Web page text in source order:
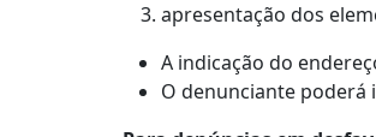
apresentação dos
A indicação do
O denunciante poderá